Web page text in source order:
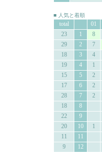
■ 人気と着順
total 01
23
1 8
29
2 7
18
3 4
19
4 1
15
5 2
17
6 2
28
7 2
18
8
22
9
20
10 1
11
11
9
12